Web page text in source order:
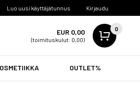
Luo uusi käyttäjätunnus Kirjaudu
EUR 0,00
(toimituskulut: 0,00)
0
OUTLET%